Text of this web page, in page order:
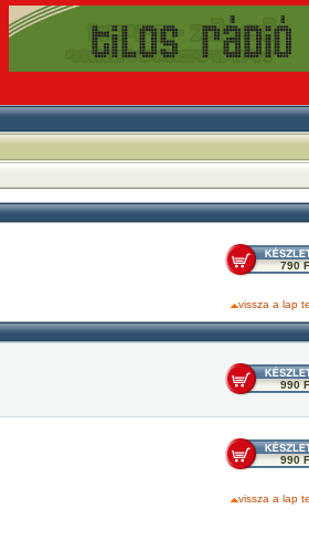
790
vissza a lap
990
990
vissza a lap